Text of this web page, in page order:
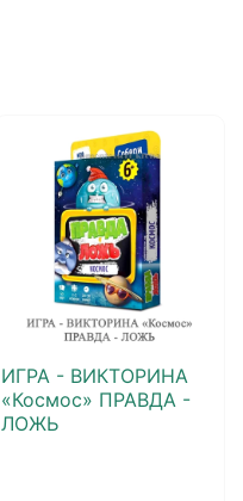
ИГРА - ВИКТОРИНА
«Космос» ПРАВДА -
ЛОЖЬ